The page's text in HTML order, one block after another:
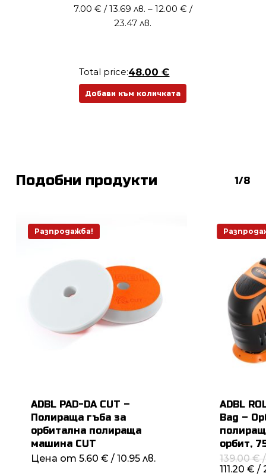
7.00 € / 13.69 лв. – 12.00 € /
23.47 лв.
13.69 лв.
through
Total price:48.00 €
Добави към количката
Подобни продукти 1/8
Разпродажба!
ADBL PAD-DA CUT –
Полираща гъба за
орбитална полираща
машина CUT
Цена от 5.60 € / 10.95 лв.
ADBL
Bag –
орбит,
139.00€/
111.20€ /